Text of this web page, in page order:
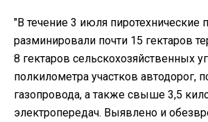
"В течение 3 июля пиротехнические
разминировали почти 15 гектаров
8 гектаров сельскохозяйственных
полкилометра участков автодорог,
газопровода, а также свыше 3,5
электропередач. Выявлено и